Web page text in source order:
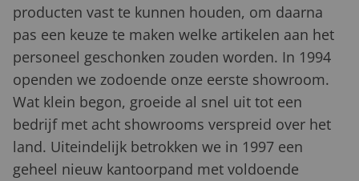
producten vast te kunnen houden, om daarna
pas een keuze te maken welke artikelen aan het
personeel geschonken zouden worden. In 1994
openden we zodoende onze eerste showroom.
Wat klein begon, groeide al snel uit tot een
bedrijf met acht showrooms verspreid over het
land. Uiteindelijk betrokken we in 1997 een
geheel nieuw kantoorpand met voldoende